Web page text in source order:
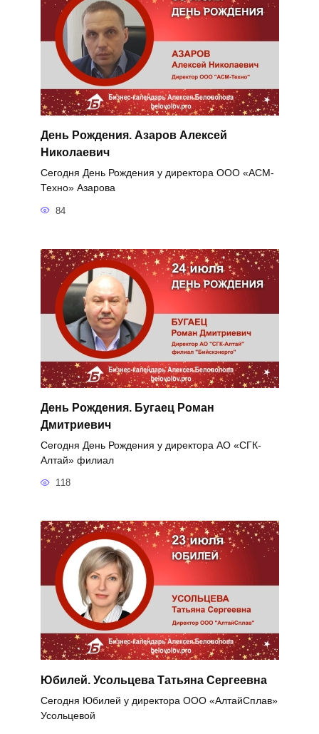
День Рождения. Азаров Алексей
Николаевич
Сегодня День Рождения у директора ООО «АСМ-
Техно» Азарова
84
День Рождения. Бугаец Роман
Дмитриевич
Сегодня День Рождения у директора АО «СГК-
Алтай» филиал
118
Юбилей. Усольцева Татьяна Сергеевна
Сегодня Юбилей у директора ООО «АлтайСплав»
Усольцевой